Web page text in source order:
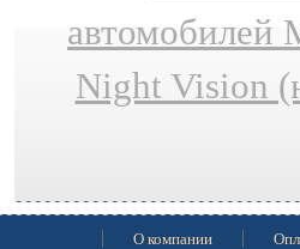
автомобилей
Night Vision
О компании